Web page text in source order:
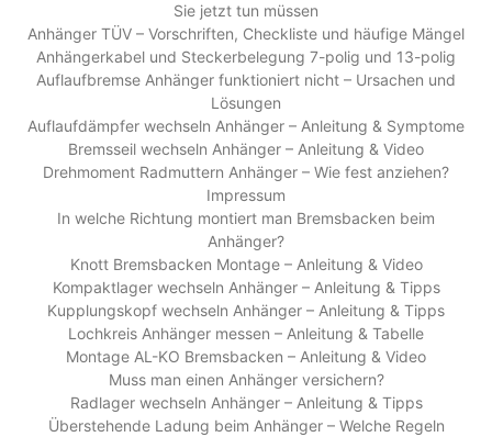
Sie jetzt tun müssen
Anhänger TÜV – Vorschriften, Checkliste und häufige Mängel
Anhängerkabel und Steckerbelegung 7-polig und 13-polig
Auflaufbremse Anhänger funktioniert nicht – Ursachen und
Lösungen
Auflaufdämpfer wechseln Anhänger – Anleitung & Symptome
Bremsseil wechseln Anhänger – Anleitung & Video
Drehmoment Radmuttern Anhänger – Wie fest anziehen?
Impressum
In welche Richtung montiert man Bremsbacken beim
Anhänger?
Knott Bremsbacken Montage – Anleitung & Video
Kompaktlager wechseln Anhänger – Anleitung & Tipps
Kupplungskopf wechseln Anhänger – Anleitung & Tipps
Lochkreis Anhänger messen – Anleitung & Tabelle
Montage AL-KO Bremsbacken – Anleitung & Video
Muss man einen Anhänger versichern?
Radlager wechseln Anhänger – Anleitung & Tipps
Überstehende Ladung beim Anhänger – Welche Regeln